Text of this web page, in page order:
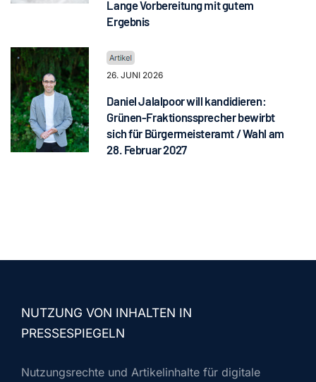
Lange Vorbereitung mit gutem
Ergebnis
26. JUNI 2026
Daniel Jalalpoor will kandidieren:
Grünen-Fraktionssprecher bewirbt
sich für Bürgermeisteramt / Wahl am
28. Februar 2027
NUTZUNG VON INHALTEN IN
PRESSESPIEGELN
Nutzungsrechte und Artikelinhalte für digitale